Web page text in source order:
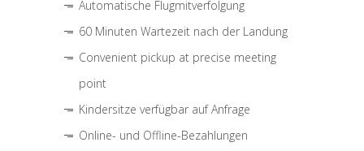
Automatische Flugmitverfolgung
60 Minuten Wartezeit nach der Landung
Convenient pickup at precise meeting
point
Kindersitze verfügbar auf Anfrage
Online- und Offline-Bezahlungen